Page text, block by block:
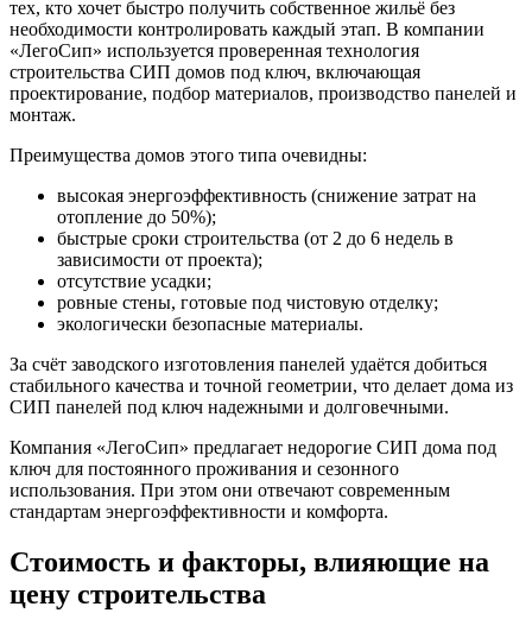
тех, кто хочет быстро получить собственное жильё без
необходимости контролировать каждый этап. В компании
«ЛегоСип» используется проверенная технология
строительства СИП домов под ключ, включающая
проектирование, подбор материалов, производство панелей и
монтаж.
Преимущества домов этого типа очевидны:
высокая энергоэффективность (снижение затрат на
отопление до 50%);
быстрые сроки строительства (от 2 до 6 недель в
зависимости от проекта);
отсутствие усадки;
ровные стены, готовые под чистовую отделку;
экологически безопасные материалы.
За счёт заводского изготовления панелей удаётся добиться
стабильного качества и точной геометрии, что делает дома из
СИП панелей под ключ надежными и долговечными.
Компания «ЛегоСип» предлагает недорогие СИП дома под
ключ для постоянного проживания и сезонного
использования. При этом они отвечают современным
стандартам энергоэффективности и комфорта.
Стоимость и факторы, влияющие на
цену строительства